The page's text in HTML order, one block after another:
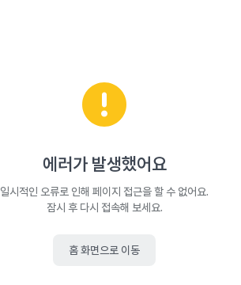
에러가 발생했어요
일시적인 오류로 인해 페이지 접근을 할 수 없어요.
잠시 후 다시 접속해 보세요.
홈 화면으로 이동